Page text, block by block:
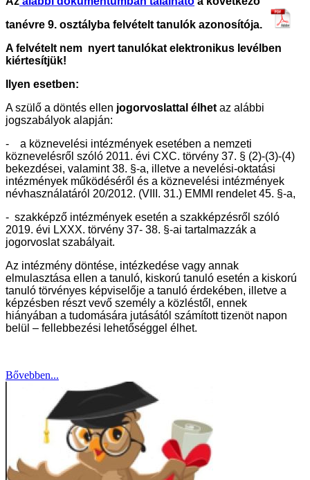
tanévre 9. osztályba felvételt tanulók azonosítója.
A felvételt nem nyert tanulókat elektronikus levélben
kiértesítjük!
Ilyen esetben:
A szülő a döntés ellen jogorvoslattal élhet az alábbi
jogszabályok alapján:
- a köznevelési intézmények esetében a nemzeti
köznevelésről szóló 2011. évi CXC. törvény 37. § (2)-(3)-(4)
bekezdései, valamint 38. §-a, illetve a nevelési-oktatási
intézmények működéséről és a köznevelési intézmények
névhasználatáról 20/2012. (VIII. 31.) EMMI rendelet 45. §-a,
- szakképző intézmények esetén a szakképzésről szóló
2019. évi LXXX. törvény 37- 38. §-ai tartalmazzák a
jogorvoslat szabályait.
Az intézmény döntése, intézkedése vagy annak
elmulasztása ellen a tanuló, kiskorú tanuló esetén a kiskorú
tanuló törvényes képviselője a tanuló érdekében, illetve a
képzésben részt vevő személy a közléstől, ennek
hiányában a tudomására jutásától számított tizenöt napon
belül – fellebbezési lehetőséggel élhet.
Bővebben...